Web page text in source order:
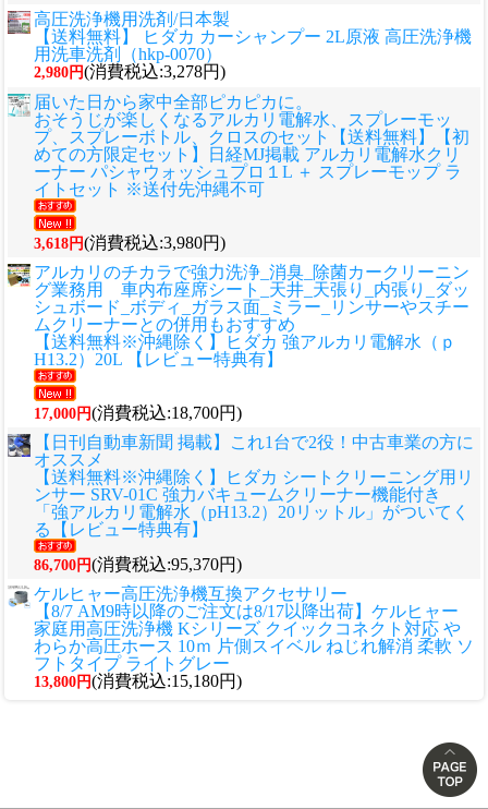
高圧洗浄機用洗剤/日本製
【送料無料】 ヒダカ カーシャンプー 2L原液 高圧洗浄機
用洗車洗剤（hkp-0070）
2,980円(消費税込:3,278円)
届いた日から家中全部ピカピカに。
おそうじが楽しくなるアルカリ電解水、スプレーモッ
プ、スプレーボトル、クロスのセット
【送料無料】【初
めての方限定セット】日経MJ掲載 アルカリ電解水クリ
ーナー パシャウォッシュプロ１L ＋ スプレーモップ ラ
イトセット ※送付先沖縄不可
3,618円(消費税込:3,980円)
アルカリのチカラで強力洗浄_消臭_除菌カークリーニン
グ業務用 車内布座席シート_天井_天張り_内張り_ダッ
シュボード_ボディ_ガラス面_ミラー_リンサーやスチー
ムクリーナーとの併用もおすすめ
【送料無料※沖縄除く】ヒダカ 強アルカリ電解水（ｐ
H13.2）20L 【レビュー特典有】
17,000円(消費税込:18,700円)
【日刊自動車新聞 掲載】これ1台で2役！中古車業の方に
オススメ
【送料無料※沖縄除く】ヒダカ シートクリーニング用リ
ンサー SRV-01C 強力バキュームクリーナー機能付き
「強アルカリ電解水（pH13.2）20リットル」がついてく
る【レビュー特典有】
86,700円(消費税込:95,370円)
ケルヒャー高圧洗浄機互換アクセサリー
【8/7 AM9時以降のご注文は8/17以降出荷】ケルヒャー
家庭用高圧洗浄機 Kシリーズ クイックコネクト対応 や
わらか高圧ホース 10ｍ 片側スイベル ねじれ解消 柔軟 ソ
フトタイプ ライトグレー
13,800円(消費税込:15,180円)